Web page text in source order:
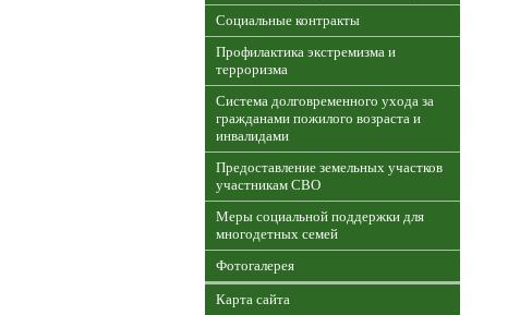
Социальные контракты
Профилактика экстремизма и
терроризма
Система долговременного ухода за
гражданами пожилого возраста и
инвалидами
Предоставление земельных участков
участникам СВО
Меры социальной поддержки для
многодетных семей
Фотогалерея
Карта сайта